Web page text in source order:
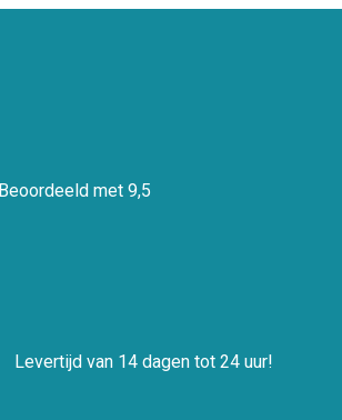
Beoordeeld met 9,5
Levertijd van 14 dagen tot 24 uur!